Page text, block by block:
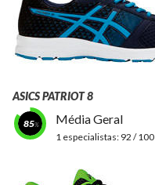
ASICS PATRIOT 8
85 Média Geral
1 especialistas: 92 / 100